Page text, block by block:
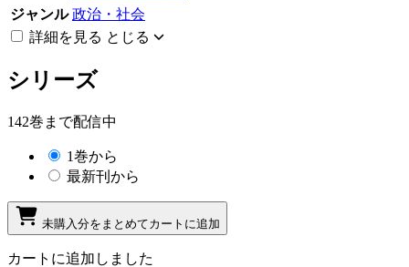
ジャンル 政治・社会
詳細を見る とじる
シリーズ
142巻まで配信中
1巻から
最新刊から
未購入分をまとめてカートに追加
カートに追加しました